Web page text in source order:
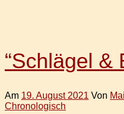
“Schlägel &
Am 19. August 2021 Von
Chronologisch